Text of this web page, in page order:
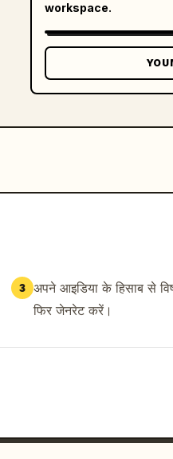
workspace.
3 अपने आइडिया के हिसाब से
फिर जेनरेट करें।